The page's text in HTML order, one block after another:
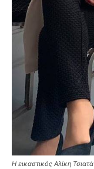
Η εικαστικός Αλίκη Τσιατά